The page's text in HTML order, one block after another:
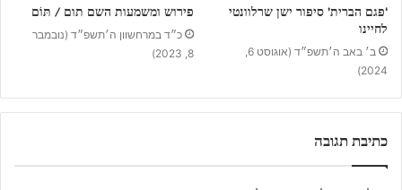
‘פגם הברית’ סיפור ישן שרלוונטי
לחיינו
ב׳ באב ה׳תשפ״ד (אוגוסט 6,
2024)
פירוש ומשמעות השם תום / תּוֹם
כ״ד במרחשוון ה׳תשפ״ד (נובמבר
8, 2023)
כתיבת תגובה